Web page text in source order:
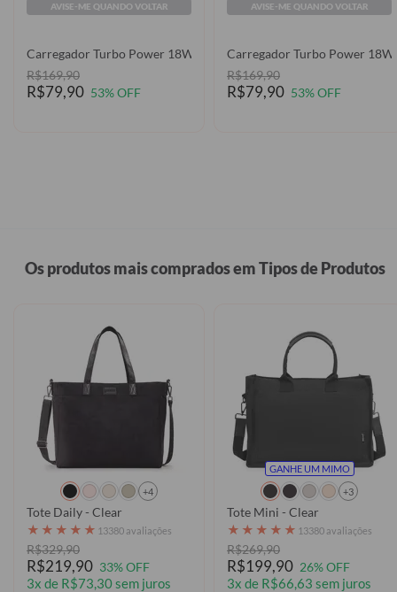
AVISE-ME QUANDO VOLTAR
Carregador Turbo Power 18W Gocase - Iphone / Android -
R$169,90
R$79,90 53% OFF
AVISE-ME QUANDO VOLTAR
Carregador Turbo Power
R$169,90
R$79,90 53% OFF
Os produtos mais comprados em Tipos de Produtos
+4
Tote Daily - Clear
★ ★ ★ ★ ★ 13380 avaliações
R$329,90
R$219,90 33% OFF
3x de R$73,30 sem juros
GANHE UM MIMO
+3
Tote Mini - Clear
★ ★ ★ ★ ★ 13380 avaliações
R$269,90
R$199,90 26% OFF
3x de R$66,63 sem juros